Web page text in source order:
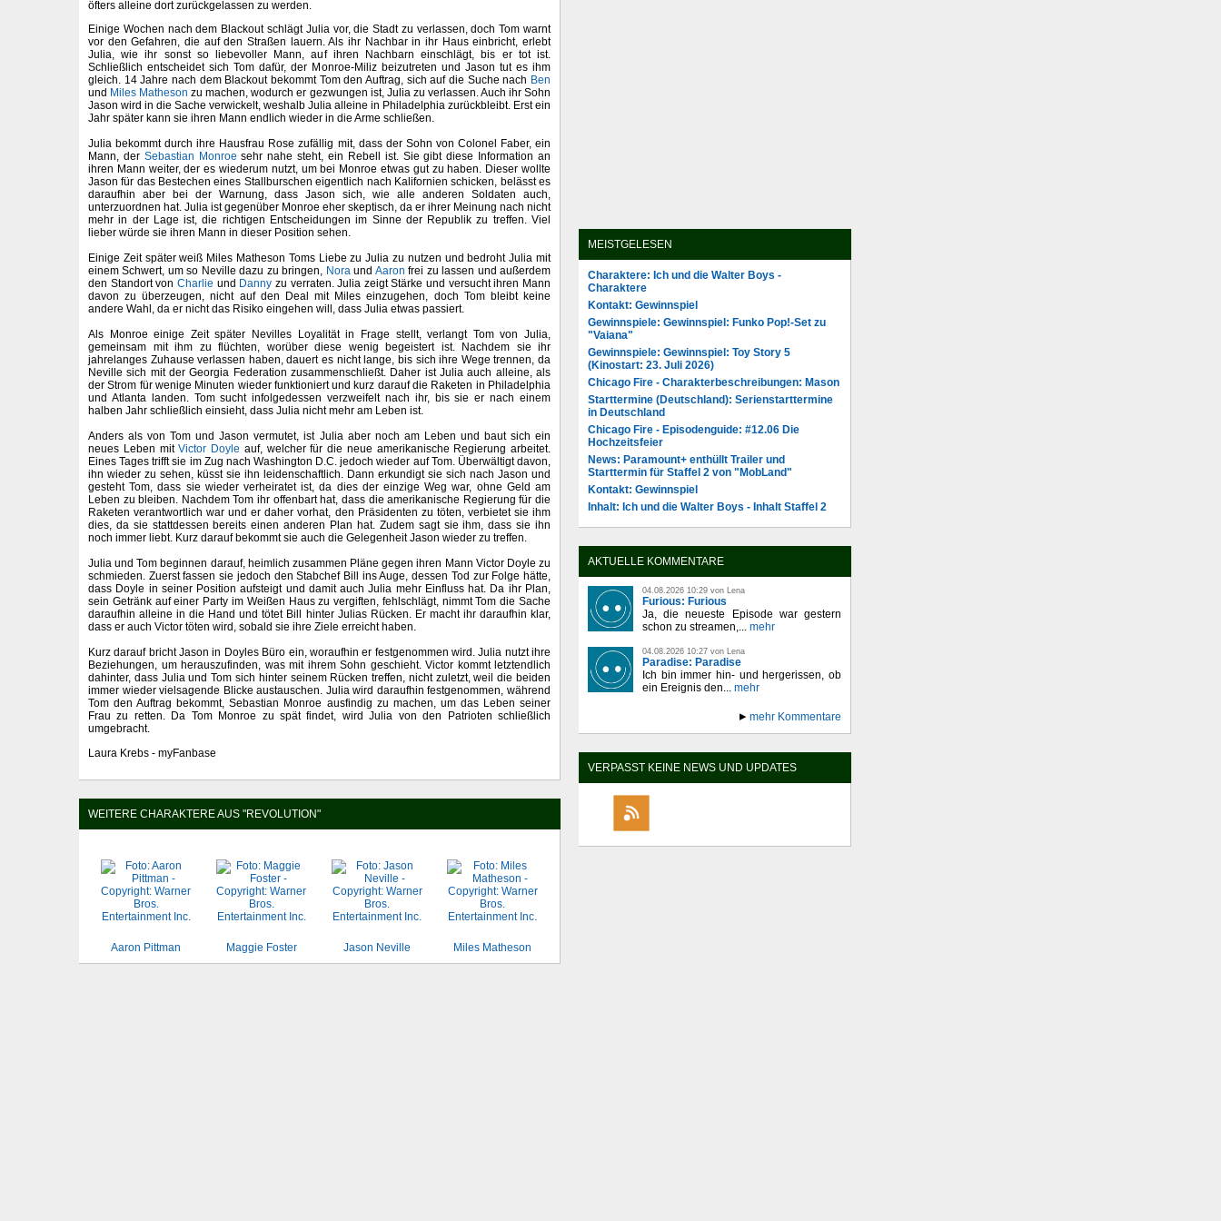
öfters alleine dort zurückgelassen zu werden.
Einige Wochen nach dem Blackout schlägt Julia vor, die Stadt zu verlassen, doch Tom warnt
vor den Gefahren, die auf den Straßen lauern. Als ihr Nachbar in ihr Haus einbricht, erlebt
Julia, wie ihr sonst so liebevoller Mann, auf ihren Nachbarn einschlägt, bis er tot ist.
Schließlich entscheidet sich Tom dafür, der Monroe-Miliz beizutreten und Jason tut es ihm
gleich. 14 Jahre nach dem Blackout bekommt Tom den Auftrag, sich auf die Suche nach Ben
und Miles Matheson zu machen, wodurch er gezwungen ist, Julia zu verlassen. Auch ihr Sohn
Jason wird in die Sache verwickelt, weshalb Julia alleine in Philadelphia zurückbleibt. Erst ein
Jahr später kann sie ihren Mann endlich wieder in die Arme schließen.
Julia bekommt durch ihre Hausfrau Rose zufällig mit, dass der Sohn von Colonel Faber, ein
Mann, der Sebastian Monroe sehr nahe steht, ein Rebell ist. Sie gibt diese Information an
ihren Mann weiter, der es wiederum nutzt, um bei Monroe etwas gut zu haben. Dieser wollte
Jason für das Bestechen eines Stallburschen eigentlich nach Kalifornien schicken, belässt es
daraufhin aber bei der Warnung, dass Jason sich, wie alle anderen Soldaten auch,
unterzuordnen hat. Julia ist gegenüber Monroe eher skeptisch, da er ihrer Meinung nach nicht
mehr in der Lage ist, die richtigen Entscheidungen im Sinne der Republik zu treffen. Viel
lieber würde sie ihren Mann in dieser Position sehen.
Einige Zeit später weiß Miles Matheson Toms Liebe zu Julia zu nutzen und bedroht Julia mit
einem Schwert, um so Neville dazu zu bringen, Noraund Aaron frei zu lassen und außerdem
den Standort von Charlie und Danny zu verraten. Julia zeigt Stärke und versucht ihren Mann
davon zu überzeugen, nicht auf den Deal mit Miles einzugehen, doch Tom bleibt keine
andere Wahl, da er nicht das Risiko eingehen will, dass Julia etwas passiert.
Als Monroe einige Zeit später Nevilles Loyalität in Frage stellt, verlangt Tom von Julia,
gemeinsam mit ihm zu flüchten, worüber diese wenig begeistert ist. Nachdem sie ihr
jahrelanges Zuhause verlassen haben, dauert es nicht lange, bis sich ihre Wege trennen, da
Neville sich mit der Georgia Federation zusammenschließt. Daher ist Julia auch alleine, als
der Strom für wenige Minuten wieder funktioniert und kurz darauf die Raketen in Philadelphia
und Atlanta landen. Tom sucht infolgedessen verzweifelt nach ihr, bis sie er nach einem
halben Jahr schließlich einsieht, dass Julia nicht mehr am Leben ist.
Anders als von Tom und Jason vermutet, ist Julia aber noch am Leben und baut sich ein
neues Leben mitVictor Doyle auf, welcher für die neue amerikanische Regierung arbeitet.
Eines Tages trifft sie im Zug nach Washington D.C. jedoch wieder auf Tom. Überwältigt davon,
ihn wieder zu sehen, küsst sie ihn leidenschaftlich. Dann erkundigt sie sich nach Jason und
gesteht Tom, dass sie wieder verheiratet ist, da dies der einzige Weg war, ohne Geld am
Leben zu bleiben. Nachdem Tom ihr offenbart hat, dass die amerikanische Regierung für die
Raketen verantwortlich war und er daher vorhat, den Präsidenten zu töten, verbietet sie ihm
dies, da sie stattdessen bereits einen anderen Plan hat. Zudem sagt sie ihm, dass sie ihn
noch immer liebt. Kurz darauf bekommt sie auch die Gelegenheit Jason wieder zu treffen.
Julia und Tom beginnen darauf, heimlich zusammen Pläne gegen ihren Mann Victor Doyle zu
schmieden. Zuerst fassen sie jedoch den Stabchef Bill ins Auge, dessen Tod zur Folge hätte,
dass Doyle in seiner Position aufsteigt und damit auch Julia mehr Einfluss hat. Da ihr Plan,
sein Getränk auf einer Party im Weißen Haus zu vergiften, fehlschlägt, nimmt Tom die Sache
daraufhin alleine in die Hand und tötet Bill hinter Julias Rücken. Er macht ihr daraufhin klar,
dass er auch Victor töten wird, sobald sie ihre Ziele erreicht haben.
Kurz darauf bricht Jason in Doyles Büro ein, woraufhin er festgenommen wird. Julia nutzt ihre
Beziehungen, um herauszufinden, was mit ihrem Sohn geschieht. Victor kommt letztendlich
dahinter, dass Julia und Tom sich hinter seinem Rücken treffen, nicht zuletzt, weil die beiden
immer wieder vielsagende Blicke austauschen. Julia wird daraufhin festgenommen, während
Tom den Auftrag bekommt, Sebastian Monroe ausfindig zu machen, um das Leben seiner
Frau zu retten. Da Tom Monroe zu spät findet, wird Julia von den Patrioten schließlich
umgebracht.
Laura Krebs - myFanbase
WEITERE CHARAKTERE AUS "REVOLUTION"
Aaron Pittman Maggie Foster Jason Neville Miles Matheson
MEISTGELESEN
Charaktere: Ich und die Walter Boys -
Charaktere
Kontakt: Gewinnspiel
Gewinnspiele: Gewinnspiel: Funko Pop!-Set zu
"Vaiana"
Gewinnspiele: Gewinnspiel: Toy Story 5
(Kinostart: 23. Juli 2026)
Chicago Fire - Charakterbeschreibungen: Mason
Starttermine (Deutschland): Serienstarttermine
in Deutschland
Chicago Fire - Episodenguide: #12.06 Die
Hochzeitsfeier
News: Paramount+ enthüllt Trailer und
Starttermin für Staffel 2 von "MobLand"
Kontakt: Gewinnspiel
Inhalt: Ich und die Walter Boys - Inhalt Staffel 2
AKTUELLE KOMMENTARE
04.08.2026 10:29 von Lena
Furious: Furious
Ja, die neueste Episode war gestern
schon zu streamen,... mehr
04.08.2026 10:27 von Lena
Paradise: Paradise
Ich bin immer hin- und hergerissen, ob
ein Ereignis den... mehr
mehr Kommentare
VERPASST KEINE NEWS UND UPDATES